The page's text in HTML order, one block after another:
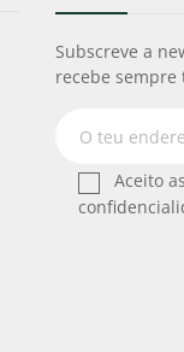
Subscreve a
recebe sempre
Aceito